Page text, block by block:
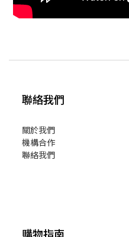
聯絡我們
關於我們
機構合作
聯絡我們
購物指南